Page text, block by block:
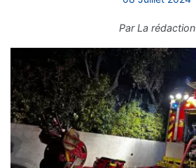
ParLa rédaction